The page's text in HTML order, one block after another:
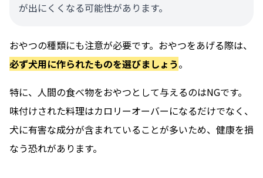
が出にくくなる可能性があります。
おやつの種類にも注意が必要です。おやつをあげる際は、
必ず犬用に作られたものを選びましょう。
特に、人間の食べ物をおやつとして与えるのはNGです。
味付けされた料理はカロリーオーバーになるだけでなく、
犬に有害な成分が含まれていることが多いため、健康を損
なう恐れがあります。